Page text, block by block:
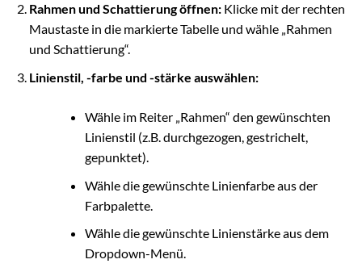
Rahmen und Schattierung öffnen:Klicke mit der rechten
Maustaste in die markierte Tabelle und wähle „Rahmen
und Schattierung“.
Linienstil, -farbe und -stärke auswählen:
Wähle im Reiter „Rahmen“ den gewünschten
Linienstil (z.B. durchgezogen, gestrichelt,
gepunktet).
Wähle die gewünschte Linienfarbe aus der
Farbpalette.
Wähle die gewünschte Linienstärke aus dem
Dropdown-Menü.